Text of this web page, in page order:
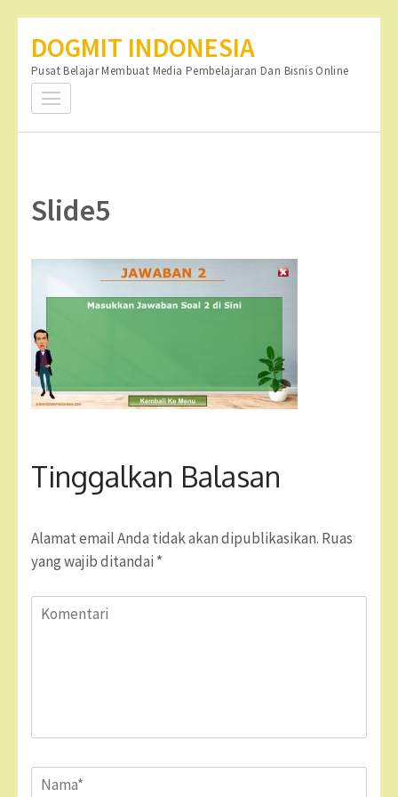
konten
(Tekan
DOGMIT INDONESIA
Pusat Belajar Membuat Media Pembelajaran Dan Bisnis Online
Slide5
Tinggalkan Balasan
Alamat email Anda tidak akan dipublikasikan. Ruas
yang wajib ditandai *
Komentari
Name*